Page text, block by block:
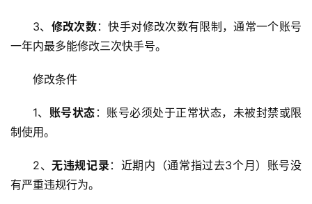
3、 修改次数：快手对修改次数有限制，通常一个账号
一年内最多能修改三次快手号。
修改条件
1、 账号状态 ：账号必须处于正常状态，未被封禁或限
制使用。
2、无违规记录 ：近期内（通常指过去3个月）账号没
有严重违规行为。